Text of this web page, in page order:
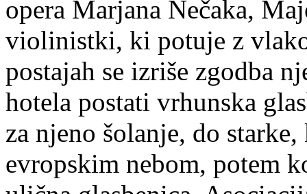
opera Marjana Nečaka,
violinistki, ki potuje z
postajah se izriše zgodba
hotela postati vrhunska
za njeno šolanje, do
evropskim nebom, potem